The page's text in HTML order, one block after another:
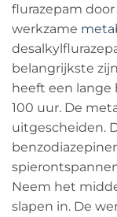
flurazepam door
werkzame
belangrijkste
heeft een lange
100 uur. De
uitgescheiden.
Neem het
slapen in. De